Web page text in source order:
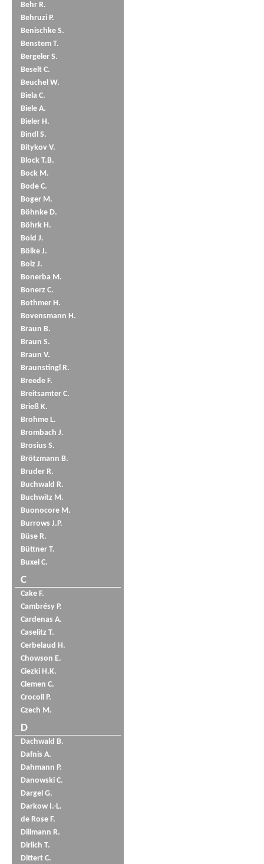
Behr R.
Behruzi P.
Benischke S.
Benstem T.
Bergeler S.
Beselt C.
Beuchel W.
Biela C.
Biele A.
Bieler H.
Bindl S.
Bitykov V.
Block T.B.
Bock M.
Bode C.
Boger M.
Böhnke D.
Böhrk H.
Bold J.
Bölke J.
Bolz J.
Bonerba M.
Bonerz C.
Bothmer H.
Bovensmann H.
Braun B.
Braun S.
Braun V.
Braunstingl R.
Breede F.
Breitsamter C.
Brieß K.
Brohme L.
Brombach J.
Brosius S.
Brötzmann B.
Bruder R.
Buchwald R.
Buchwitz M.
Buonocore M.
Burrows J.P.
Büse R.
Büttner T.
Buxel C.
C
Cake F.
Cambrésy P.
Cardenas A.
Caselitz T.
Cerbelaud H.
Chowson E.
Ciezki H.K.
Clemen C.
Crocoll P.
Czech M.
D
Dachwald B.
Dafnis A.
Dahmann P.
Danowski C.
Dargel G.
Darkow I.-L.
de Rose F.
Dillmann R.
Dirlich T.
Dittert C.